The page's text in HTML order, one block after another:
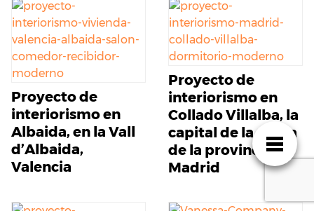
Proyecto de
interiorismo en
Albaida, en la Vall
d’Albaida,
Valencia
Proyecto de
interiorismo en
Collado Villalba, la
capital de la sierra
de la provincia de
Madrid